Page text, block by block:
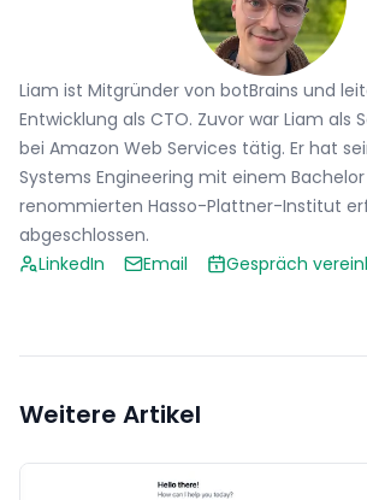
Liam ist Mitgründer von botBrains und
Entwicklung als CTO. Zuvor war Liam als
bei Amazon Web Services tätig. Er hat
Systems Engineering mit einem
renommierten Hasso-Plattner-Institut
abgeschlossen.
LinkedIn
Email Gespräch
Weitere Artikel